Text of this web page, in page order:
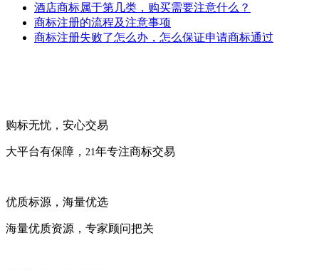
酒店商标属于第几类，购买需要注意什么？
商标注册的流程及注意事项
商标注册失败了怎么办，怎么保证申请商标通过
购标无忧，安心交易
大平台有保障， 21 年专注商标交易
优质标源，海量优选
海量优质资源，专家顾问把关